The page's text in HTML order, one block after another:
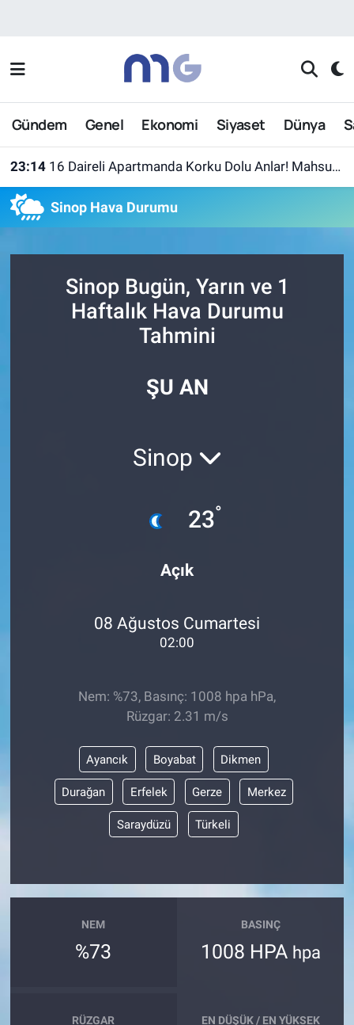
Gündem Genel Ekonomi Siyaset Dünya
23:14 16 Daireli Apartmanda Korku Dolu Anlar! Mahsur Kalanlar Kurtarıldı
Sinop Hava Durumu
Sinop Bugün, Yarın ve 1
Haftalık Hava Durumu
Tahmini
ŞU AN
Sinop
23°
Açık
08 Ağustos Cumartesi
02:00
Nem: %73, Basınç: 1008 hpa hPa,
Rüzgar: 2.31 m/s
Ayancık Boyabat Dikmen
Durağan Erfelek Gerze Merkez
Saraydüzü Türkeli
NEM
%73
BASINÇ
1008 HPA hpa
RÜZGAR EN DÜŞÜK / EN YÜKSEK
Nöbetçi Eczaneler
Hava Durumu
Son Dakika Haberleri